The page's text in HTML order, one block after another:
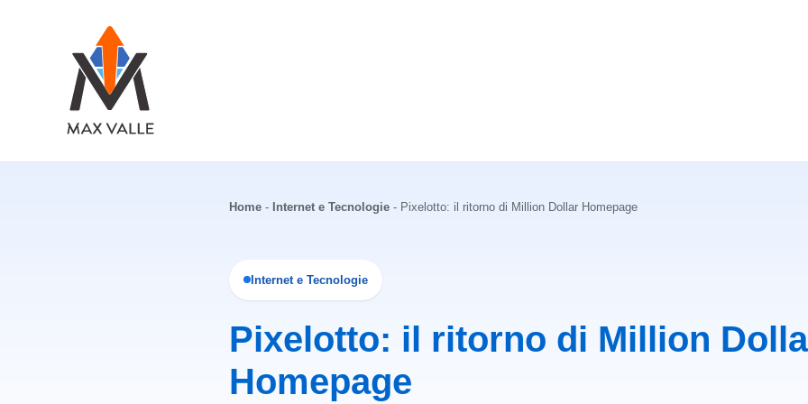
contenuto
Home - Internet e Tecnologie - Pixelotto: il ritorno di Million Dollar Homepage
Internet e Tecnologie
Pixelotto: il ritorno di Million
Homepage